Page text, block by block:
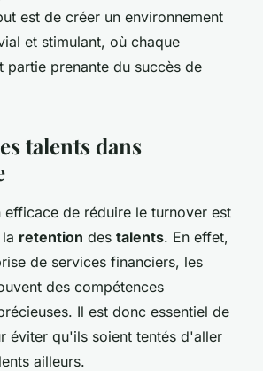
est de créer un environnement
et stimulant, où chaque
partie prenante du succès de
talents dans
efficace de réduire le turnover est
retention des talents. En effet,
de services financiers, les
des compétences
Il est donc essentiel de
éviter qu'ils soient tentés d'aller
ailleurs.